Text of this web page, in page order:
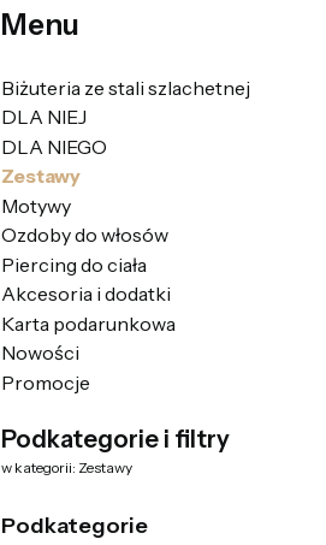
Menu
Biżuteria ze stali szlachetnej
DLA NIEJ
DLA NIEGO
Zestawy
Motywy
Ozdoby do włosów
Piercing do ciała
Akcesoria i dodatki
Karta podarunkowa
Nowości
Promocje
Podkategorie i filtry
w kategorii: Zestawy
Podkategorie